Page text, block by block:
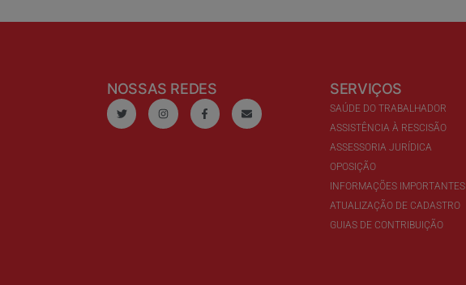
NOSSAS REDES SERVIÇOS
SAÚDE DO TRABALHADOR
ASSISTÊNCIA À RESCISÃO
ASSESSORIA JURÍDICA
OPOSIÇÃO
INFORMAÇÕES IMPORTANTES
ATUALIZAÇÃO DE CADASTRO
GUIAS DE CONTRIBUIÇÃO